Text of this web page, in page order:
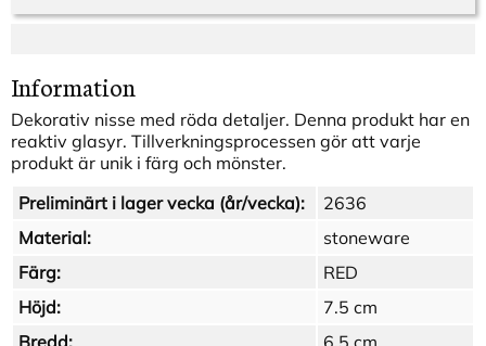
Information
Dekorativ nisse med röda detaljer. Denna produkt har en
reaktiv glasyr. Tillverkningsprocessen gör att varje
produkt är unik i färg och mönster.
Preliminärt i lager vecka (år/vecka):
2636
Material:
stoneware
Färg:
RED
Höjd:
7.5 cm